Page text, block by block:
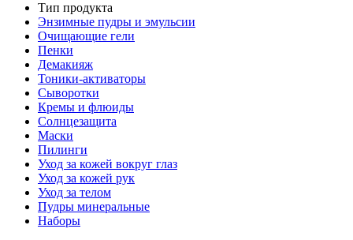
Тип продукта
Энзимные пудры и эмульсии
Очищающие гели
Пенки
Демакияж
Тоники-активаторы
Сыворотки
Кремы и флюиды
Солнцезащита
Маски
Пилинги
Уход за кожей вокруг глаз
Уход за кожей рук
Уход за телом
Пудры минеральные
Наборы